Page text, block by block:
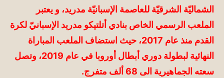
الشماليّة الشرقيّة للعاصمة الإسبانيّة مدريد، و يعتبر
الملعب الرسمي الخاص بنادي أتلتيكو مدريد الإسبانيّ لكرة
القدم منذ عام 2017، حيث استضاف الملعب المباراة
النهائية لبطولة دوري أبطال أوروبا في عام 2019، وتصل
سعته الجماهيرية الى 68 ألف متفرج.